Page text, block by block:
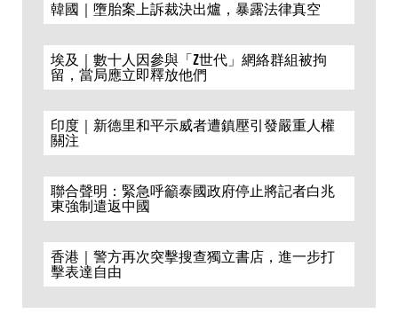
韓國｜墮胎案上訴裁決出爐，暴露法律真空
埃及｜數十人因參與「Z世代」網絡群組被拘
留，當局應立即釋放他們
印度｜新德里和平示威者遭鎮壓引發嚴重人權
關注
聯合聲明：緊急呼籲泰國政府停止將記者白兆
東強制遣返中國
香港｜警方再次突擊搜查獨立書店，進一步打
擊表達自由